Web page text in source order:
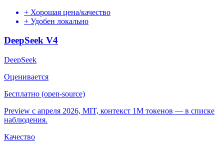
+ Хорошая цена/качество
+ Удобен локально
DeepSeek V4
DeepSeek
Оценивается
Бесплатно (open-source)
Preview с апреля 2026, MIT, контекст 1M токенов — в списке
наблюдения.
Качество